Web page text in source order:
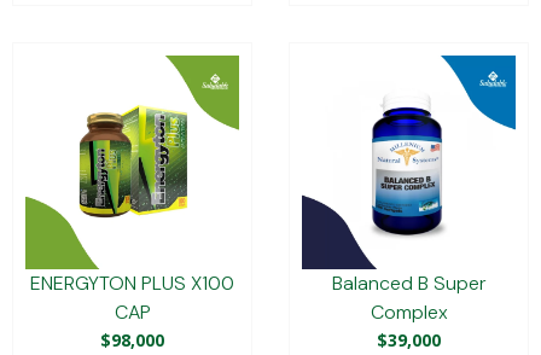
ENERGYTON PLUS X100
CAP
$98,000
Balanced B Super
Complex
$39,000